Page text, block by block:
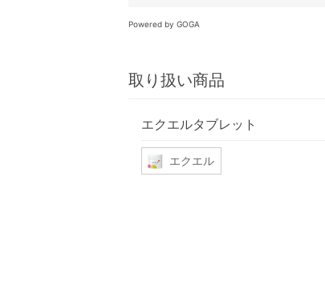
Powered by GOGA
取り扱い商品
エクエルタブレット
エクエル